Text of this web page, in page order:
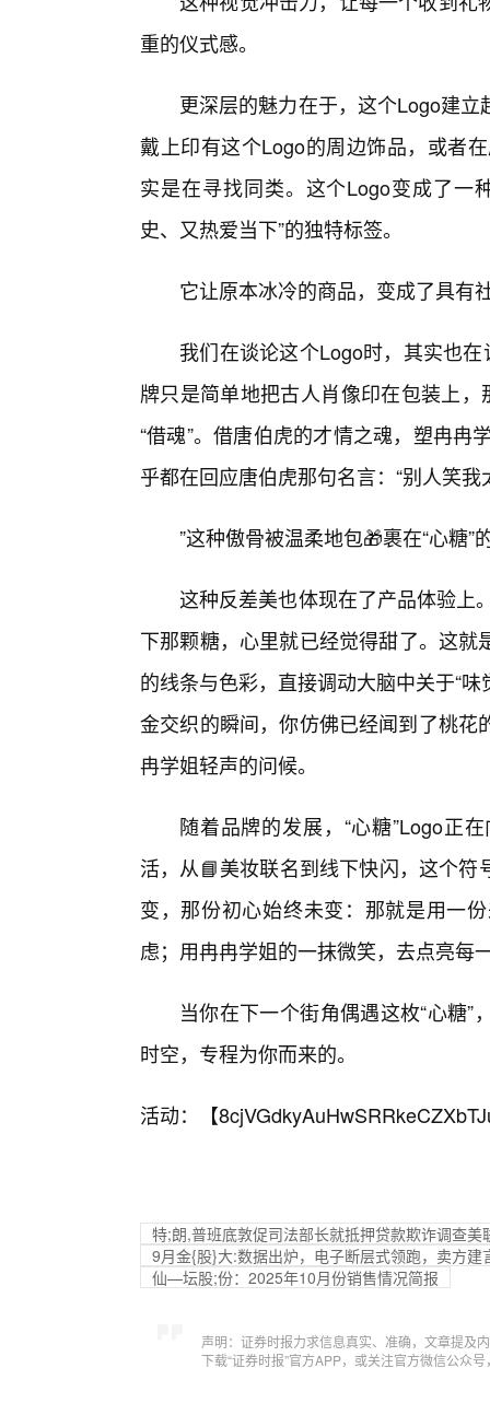
重的仪式感。
更深层的魅力在于，这个Logo建
戴上印有这个Logo的周边饰品，或者
实是在寻找同类。这个Logo变成了一
史、又热爱当下”的独特标签。
它让原本冰冷的商品，变成了具有
我们在谈论这个Logo时，其实也
牌只是简单地把古人肖像印在包装上
“借魂”。借唐伯虎的才情之魂，塑冉
乎都在回应唐伯虎那句名言：“别人笑
”这种傲骨被温柔地包🎁裹在“心糖
这种反差美也体现在了产品体验上
下那颗糖，心里就已经觉得甜了。这
的线条与色彩，直接调动大脑中关于“
金交织的瞬间，你仿佛已经闻到了桃
冉学姐轻声的问候。
随着品牌的发展，“心糖”Logo正
活，从📘美妆联名到线下快闪，这个
变，那份初心始终未变：那就是用一
虑；用冉冉学姐的一抹微笑，去点亮每
当你在下一个街角偶遇这枚“心糖
时空，专程为你而来的。
活动：【
特;朗,普班底敦促司法部长就抵押贷款欺诈调查美
9月金{股}大:数据出炉，电子断层式领跑，卖方建
仙—坛股;份：2025年10月份销售情况简报
声明：证券时报力求信息真实、准确，文章提及
下载“证券时报”官方APP，或关注官方微信公众